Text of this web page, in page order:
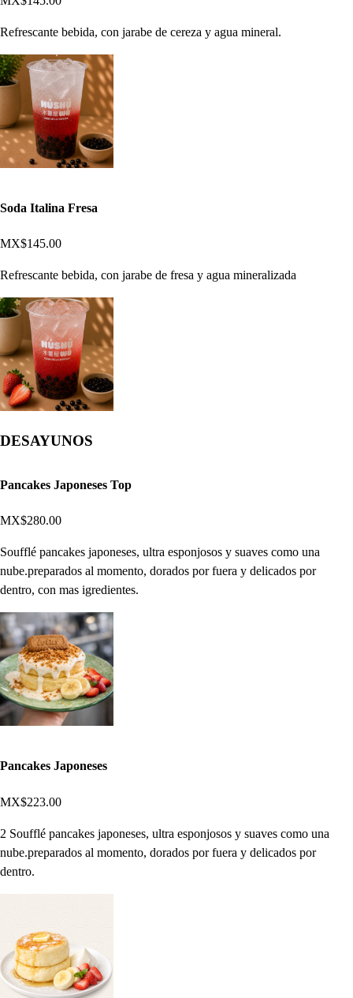
Refrescante bebida, con jarabe de cereza y agua mineral.
Soda Italina Fresa
MX$145.00
Refrescante bebida, con jarabe de fresa y agua mineralizada
DESAYUNOS
Pancakes Japoneses Top
MX$280.00
Soufflé pancakes japoneses, ultra esponjosos y suaves como una
nube.preparados al momento, dorados por fuera y delicados por
dentro, con mas igredientes.
Pancakes Japoneses
MX$223.00
2 Soufflé pancakes japoneses, ultra esponjosos y suaves como una
nube.preparados al momento, dorados por fuera y delicados por
dentro.